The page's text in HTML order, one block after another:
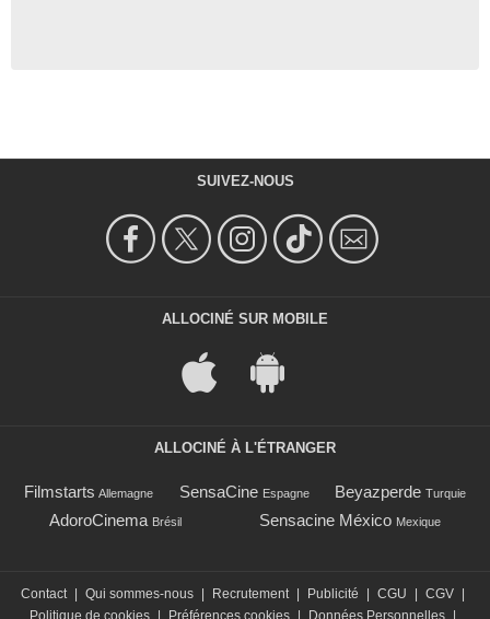
SUIVEZ-NOUS
ALLOCINÉ SUR MOBILE
ALLOCINÉ À L'ÉTRANGER
Filmstarts Allemagne SensaCine Espagne Beyazperde Turquie
AdoroCinema Brésil Sensacine México Mexique
Contact | Qui sommes-nous | Recrutement | Publicité | CGU | CGV |
Politique de cookies | Préférences cookies | Données Personnelles |